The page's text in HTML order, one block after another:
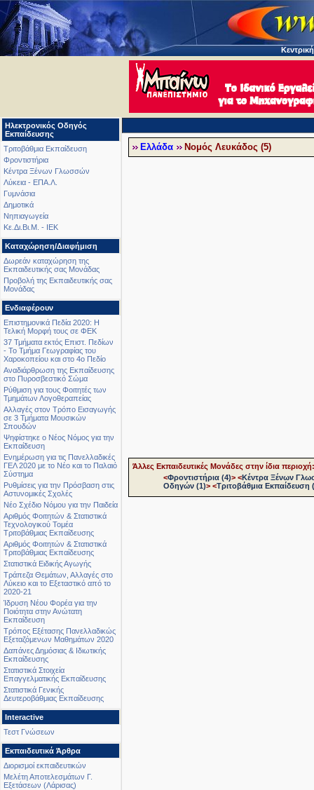
Ηλεκτρονικός Οδηγός
Εκπαίδευσης
Τριτοβάθμια Εκπαίδευση
Φροντιστήρια
Κέντρα Ξένων Γλωσσών
Λύκεια - ΕΠΑ.Λ.
Γυμνάσια
Δημοτικά
Νηπιαγωγεία
Κε.Δι.Βι.Μ. - ΙΕΚ
Καταχώρηση/Διαφήμιση
Δωρεάν καταχώρηση της
Εκπαιδευτικής σας Μονάδας
Προβολή της Εκπαιδευτικής σας
Μονάδας
Ενδιαφέρουν
Επιστημονικά Πεδία 2020: Η
Τελική Μορφή τους σε ΦΕΚ
37 Τμήματα εκτός Επιστ. Πεδίων
- Το Τμήμα Γεωγραφίας του
Χαροκοπείου και στο 4ο Πεδίο
Αναδιάρθρωση της Εκπαίδευσης
στο Πυροσβεστικό Σώμα
Ρύθμιση για τους Φοιτητές των
Τμημάτων Λογοθεραπείας
Αλλαγές στον Τρόπο Εισαγωγής
σε 3 Τμήματα Μουσικών
Σπουδών
Ψηφίστηκε ο Νέος Νόμος για την
Εκπαίδευση
Ενημέρωση για τις Πανελλαδικές
ΓΕΛ 2020 με το Νέο και το Παλαιό
Σύστημα
Ρυθμίσεις για την Πρόσβαση στις
Αστυνομικές Σχολές
Νέο Σχέδιο Νόμου για την Παιδεία
Αριθμός Φοιτητών & Στατιστικά
Τεχνολογικού Τομέα
Τριτοβάθμιας Εκπαίδευσης
Αριθμός Φοιτητών & Στατιστικά
Τριτοβάθμιας Εκπαίδευσης
Στατιστικά Ειδικής Αγωγής
Τράπεζα Θεμάτων, Αλλαγές στο
Λύκειο και το Εξεταστικό από το
2020-21
Ίδρυση Νέου Φορέα για την
Ποιότητα στην Ανώτατη
Εκπαίδευση
Τρόπος Εξέτασης Πανελλαδικώς
Εξεταζόμενων Μαθημάτων 2020
Δαπάνες Δημόσιας & Ιδιωτικής
Εκπαίδευσης
Στατιστικά Στοιχεία
Επαγγελματικής Εκπαίδευσης
Στατιστικά Γενικής
Δευτεροβάθμιας Εκπαίδευσης
Interactive
Τεστ Γνώσεων
Εκπαιδευτικά Άρθρα
Διορισμοί εκπαιδευτικών
Μελέτη Αποτελεσμάτων Γ.
Εξετάσεων (Λάρισας)
Ελλάδα Νομός Λευκάδος (5)
Άλλες Εκπαιδευτικές Μονάδες στην ίδια περιοχή:
<Φροντιστήρια (4)> <Κέντρα Ξένων
Οδηγών (1)> <Τριτοβάθμια Εκπαίδευση